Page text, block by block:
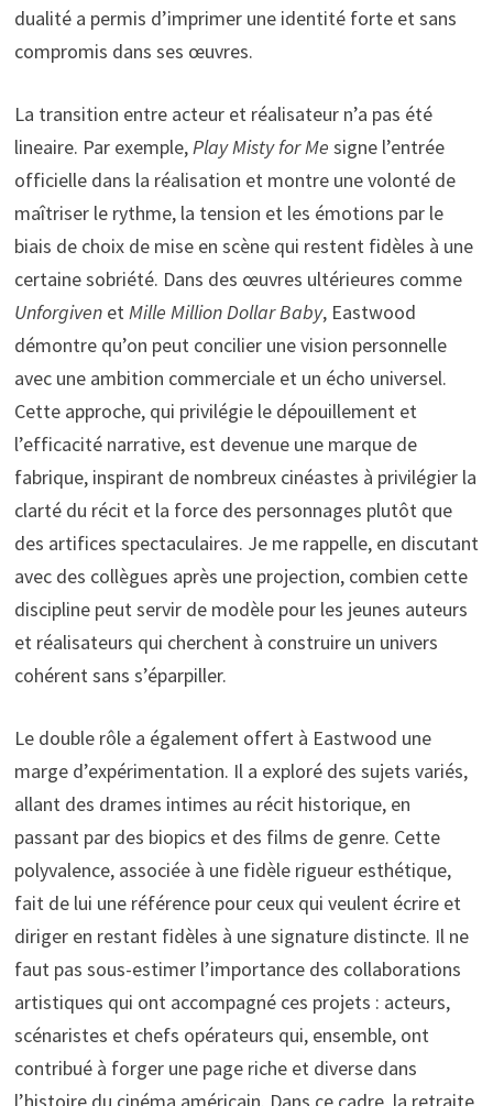
dualité a permis d’imprimer une identité forte et sans
compromis dans ses œuvres.
La transition entre acteur et réalisateur n’a pas été
lineaire. Par exemple,Play Misty for Me signe l’entrée
officielle dans la réalisation et montre une volonté de
maîtriser le rythme, la tension et les émotions par le
biais de choix de mise en scène qui restent fidèles à une
certaine sobriété. Dans des œuvres ultérieures comme
UnforgivenetMille Million Dollar Baby, Eastwood
démontre qu’on peut concilier une vision personnelle
avec une ambition commerciale et un écho universel.
Cette approche, qui privilégie le dépouillement et
l’efficacité narrative, est devenue une marque de
fabrique, inspirant de nombreux cinéastes à privilégier la
clarté du récit et la force des personnages plutôt que
des artifices spectaculaires. Je me rappelle, en discutant
avec des collègues après une projection, combien cette
discipline peut servir de modèle pour les jeunes auteurs
et réalisateurs qui cherchent à construire un univers
cohérent sans s’éparpiller.
Le double rôle a également offert à Eastwood une
marge d’expérimentation. Il a exploré des sujets variés,
allant des drames intimes au récit historique, en
passant par des biopics et des films de genre. Cette
polyvalence, associée à une fidèle rigueur esthétique,
fait de lui une référence pour ceux qui veulent écrire et
diriger en restant fidèles à une signature distincte. Il ne
faut pas sous-estimer l’importance des collaborations
artistiques qui ont accompagné ces projets : acteurs,
scénaristes et chefs opérateurs qui, ensemble, ont
contribué à forger une page riche et diverse dans